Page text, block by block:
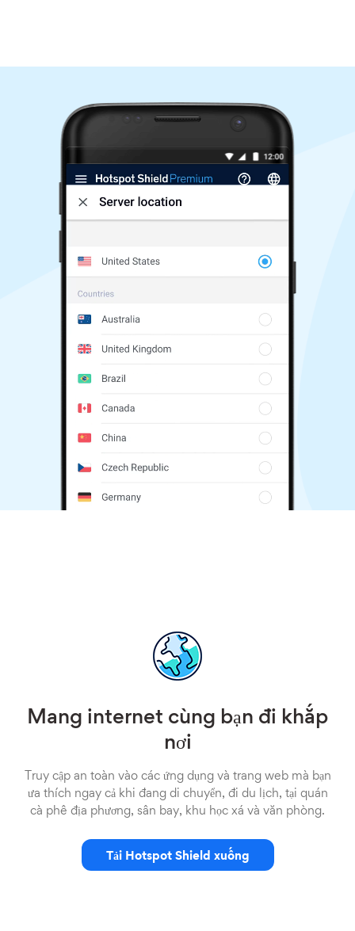
Mang internet cùng bạn đi khắp
nơi
Truy cập an toàn vào các ứng dụng và trang web mà bạn
ưa thích ngay cả khi đang di chuyển, đi du lịch, tại quán
cà phê địa phương, sân bay, khu học xá và văn phòng.
Tải Hotspot Shield xuống